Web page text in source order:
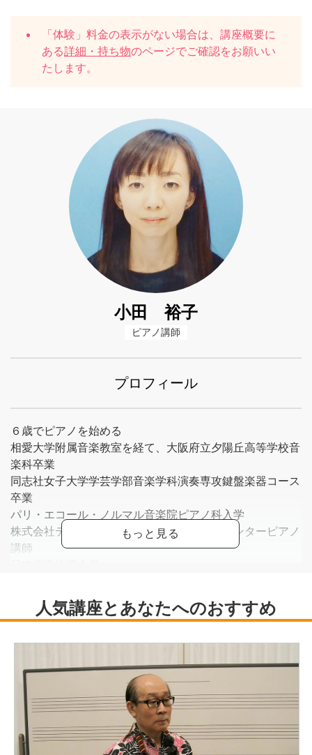
「体験」料金の表示がない場合は、講座概要に
ある詳細・持ち物のページでご確認をお願いい
たします。
小田 裕子
ピアノ講師
プロフィール
６歳でピアノを始める
相愛大学附属音楽教室を経て、大阪府立夕陽丘高等学校音
楽科卒業
同志社女子大学学芸学部音楽学科演奏専攻鍵盤楽器コース
卒業
パリ・エコール・ノルマル音楽院ピアノ科入学
株式会社ティー・エム・イー高槻ナレッジセンターピアノ
講師